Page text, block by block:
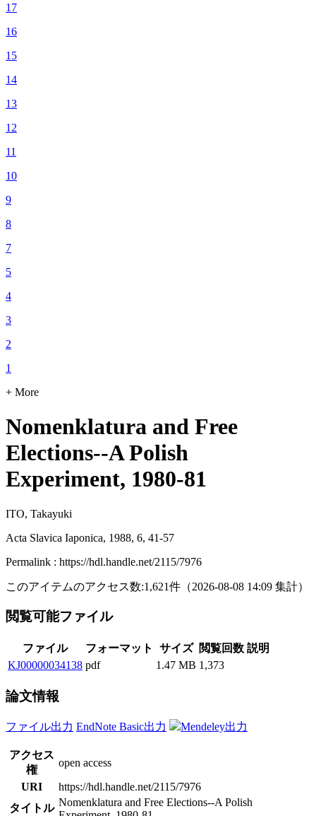
17
16
15
14
13
12
11
10
9
8
7
5
4
3
2
1
+ More
Nomenklatura and Free
Elections--A Polish
Experiment, 1980-81
ITO, Takayuki
Acta Slavica Iaponica, 1988, 6, 41-57
Permalink : https://hdl.handle.net/2115/7976
このアイテムのアクセス数:1,621件 （2026-08-08 14:09 集計）
閲覧可能ファイル
ファイル フォーマット サイズ 閲覧回数 説明
KJ00000034138 pdf 1.47 MB 1,373
論文情報
ファイル出力 EndNote Basic出力 Mendeley出力
アクセス
権
open access
URI
https://hdl.handle.net/2115/7976
タイトル Nomenklatura and Free Elections--A Polish